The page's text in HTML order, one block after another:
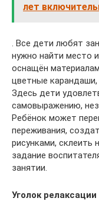
лет
. Все дети любят
нужно найти место
оснащён
цветные карандаши,
Здесь дети
самовыражению,
Ребёнок может
переживания,
рисунками, склеить
задание
занятии.
Уголок релаксации